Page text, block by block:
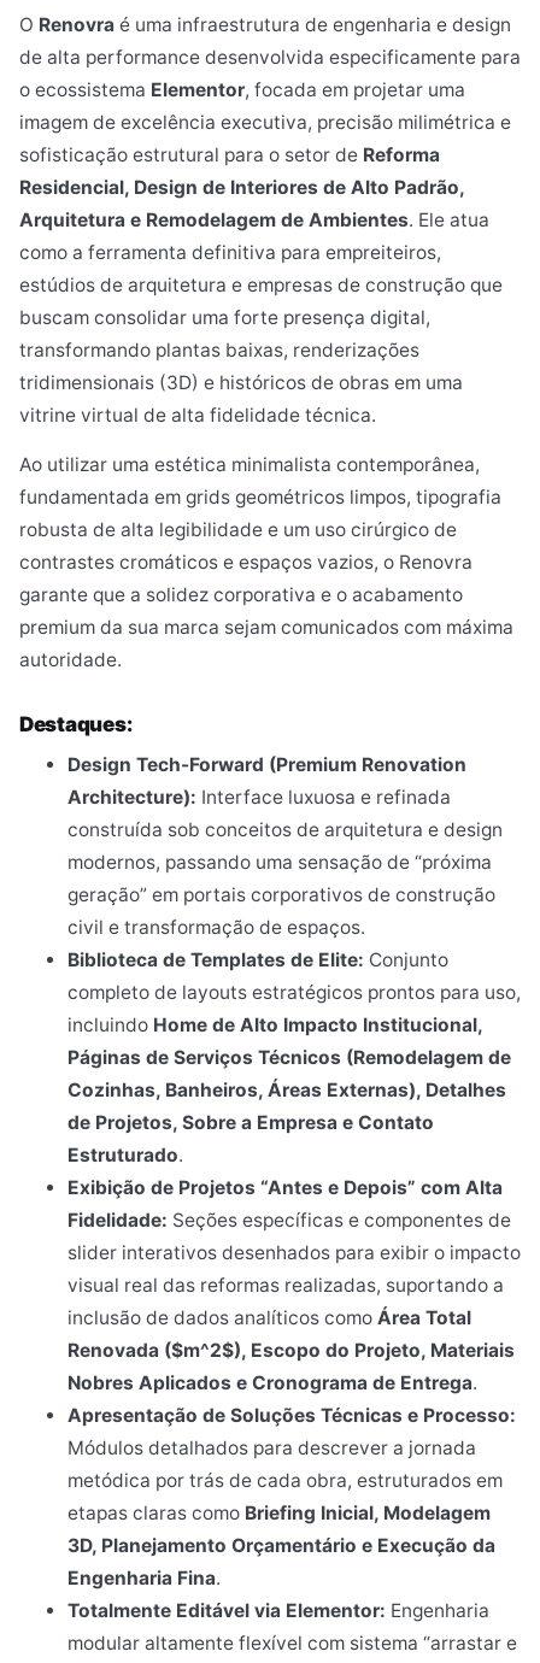
O Renovra é uma infraestrutura de engenharia e design
de alta performance desenvolvida especificamente para
o ecossistema Elementor, focada em projetar uma
imagem de excelência executiva, precisão milimétrica e
sofisticação estrutural para o setor de Reforma
Residencial, Design de Interiores de Alto Padrão,
Arquitetura e Remodelagem de Ambientes. Ele atua
como a ferramenta definitiva para empreiteiros,
estúdios de arquitetura e empresas de construção que
buscam consolidar uma forte presença digital,
transformando plantas baixas, renderizações
tridimensionais (3D) e históricos de obras em uma
vitrine virtual de alta fidelidade técnica.
Ao utilizar uma estética minimalista contemporânea,
fundamentada em grids geométricos limpos, tipografia
robusta de alta legibilidade e um uso cirúrgico de
contrastes cromáticos e espaços vazios, o Renovra
garante que a solidez corporativa e o acabamento
premium da sua marca sejam comunicados com máxima
autoridade.
Destaques:
Design Tech-Forward (Premium Renovation
Architecture): Interface luxuosa e refinada
construída sob conceitos de arquitetura e design
modernos, passando uma sensação de “próxima
geração” em portais corporativos de construção
civil e transformação de espaços.
Biblioteca de Templates de Elite: Conjunto
completo de layouts estratégicos prontos para uso,
incluindo Home de Alto Impacto Institucional,
Páginas de Serviços Técnicos (Remodelagem de
Cozinhas, Banheiros, Áreas Externas), Detalhes
de Projetos, Sobre a Empresa e Contato
Estruturado.
Exibição de Projetos “Antes e Depois” com Alta
Fidelidade: Seções específicas e componentes de
slider interativos desenhados para exibir o impacto
visual real das reformas realizadas, suportando a
inclusão de dados analíticos como Área Total
Renovada ($m^2$), Escopo do Projeto, Materiais
Nobres Aplicados e Cronograma de Entrega.
Apresentação de Soluções Técnicas e Processo:
Módulos detalhados para descrever a jornada
metódica por trás de cada obra, estruturados em
etapas claras como Briefing Inicial, Modelagem
3D, Planejamento Orçamentário e Execução da
Engenharia Fina.
Totalmente Editável via Elementor: Engenharia
modular altamente flexível com sistema “arrastar e